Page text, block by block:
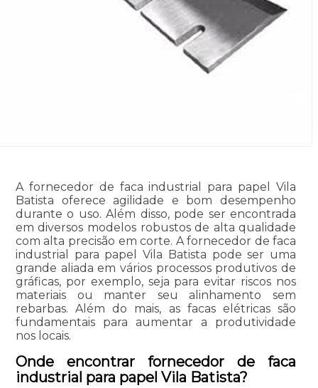
A fornecedor de faca industrial para papel Vila
Batista oferece agilidade e bom desempenho
durante o uso. Além disso, pode ser encontrada
em diversos modelos robustos de alta qualidade
com alta precisão em corte. A fornecedor de faca
industrial para papel Vila Batista pode ser uma
grande aliada em vários processos produtivos de
gráficas, por exemplo, seja para evitar riscos nos
materiais ou manter seu alinhamento sem
rebarbas. Além do mais, as facas elétricas são
fundamentais para aumentar a produtividade
nos locais.
Onde encontrar fornecedor de faca
industrial para papel Vila Batista?